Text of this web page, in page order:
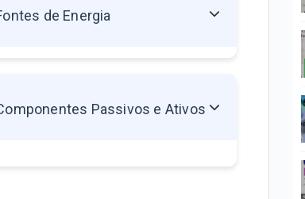
de Energia
Hidráulica
Passivos e Ativos